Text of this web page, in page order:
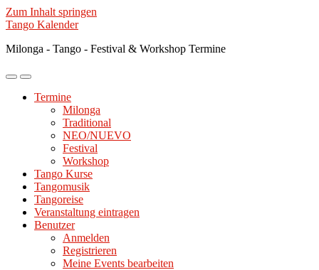
Zum Inhalt springen
Tango Kalender
Milonga - Tango - Festival & Workshop Termine
Mobile-
ein-/ausblenden
Suchfeld
ein-/ausblenden
Termine
Milonga
Traditional
NEO/NUEVO
Festival
Workshop
Tango Kurse
Tangomusik
Tangoreise
Veranstaltung eintragen
Benutzer
Anmelden
Registrieren
Meine Events bearbeiten